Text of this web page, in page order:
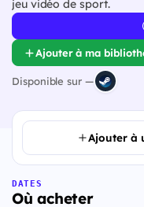
jeu vidéo de sport.
Ajouter à ma
Disponible sur —
Ajouter à
DATES
Où acheter